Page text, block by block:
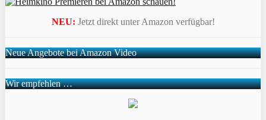
NEU: Jetzt direkt unter Amazon verfügbar!
Neue Angebote bei Amazon Video
Wir empfehlen …